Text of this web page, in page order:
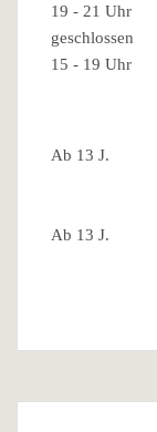
19 - 21 Uhr
geschlossen
15 - 19 Uhr
Ab 13 J.
Ab 13 J.